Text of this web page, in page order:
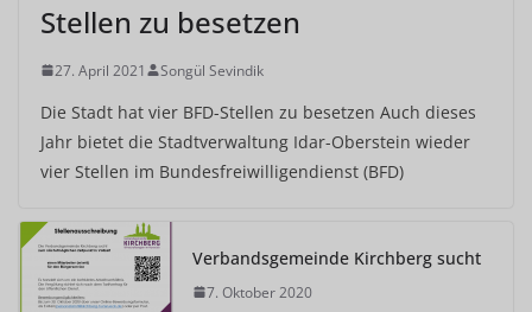
Stellen zu besetzen
27. April 2021 Songül Sevindik
Die Stadt hat vier BFD-Stellen zu besetzen Auch dieses
Jahr bietet die Stadtverwaltung Idar-Oberstein wieder
vier Stellen im Bundesfreiwilligendienst (BFD)
Verbandsgemeinde Kirchberg sucht
7. Oktober 2020